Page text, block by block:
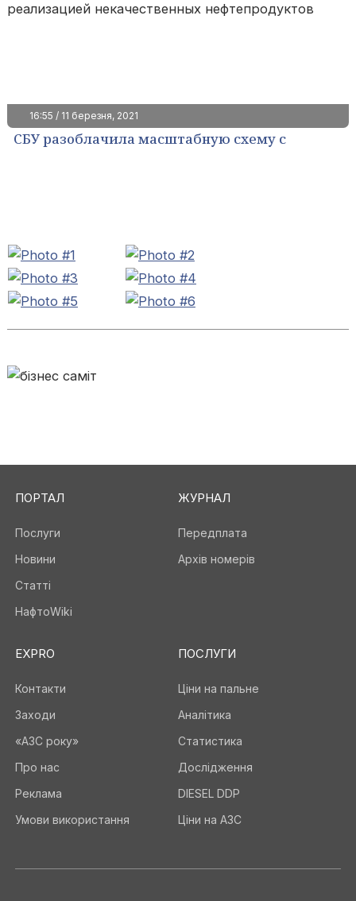
16:55 / 11 березня, 2021
СБУ разоблачила масштабную схему с
ПОРТАЛ
Послуги
Новини
Статті
НафтоWiki
ЖУРНАЛ
Передплата
Архів номерів
EXPRO
Контакти
Заходи
«АЗС року»
Про нас
Реклама
Умови використання
ПОСЛУГИ
Ціни на пальне
Аналітика
Статистика
Дослідження
DIESEL DDP
Ціни на АЗС